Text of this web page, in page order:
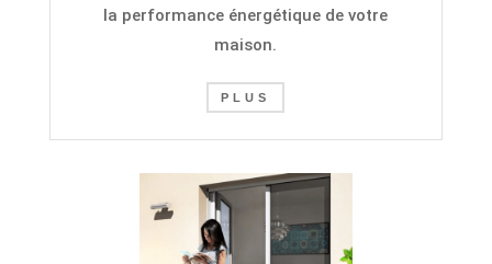
la performance énergétique de votre
maison.
PLUS